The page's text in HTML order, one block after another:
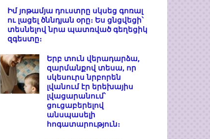
Իմ յոթամյա դուստրը սկսեց գոռալ
ու լացել ծննդյան օրը։ Ես ցնցվեցի՝
տեսնելով նրա պատռված գեղեցիկ
զգեստը։
Երբ տուն վերադարձա,
զարմանքով տեսա, որ
սկեսուրս նրբորեն
լվանում էր երեխայիս
լվացարանում՝
ցուցաբերելով
անսպասելի
հոգատարություն։